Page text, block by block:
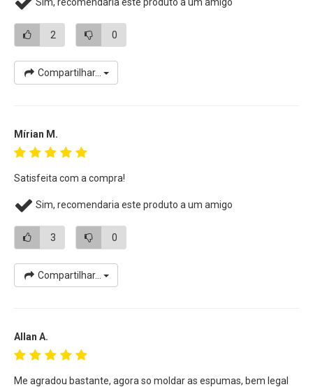
2 0
Compartilhar...
Mírian M.
Satisfeita com a compra!
Sim, recomendaria este produto a um amigo
3 0
Compartilhar...
Allan A.
Me agradou bastante, agora so moldar as espumas, bem legal